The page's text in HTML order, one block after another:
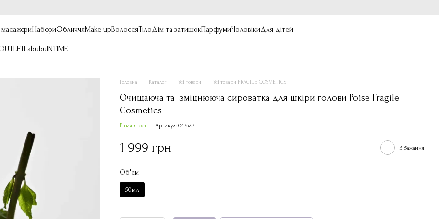
масажериНабориОбличчяMake upВолоссяТілоДім та затишокПарфумиЧоловікиДля дітей
LabubuINTIME
Головна Каталог Усі товари Усі товари FRAGILE COSMETICS
Очищаюча та зміцнююча сироватка для шкіри голови Poise Fragile
Cosmetics
В наявності Артикул: 047527
1 999 грн В бажання
Об'єм
50мл